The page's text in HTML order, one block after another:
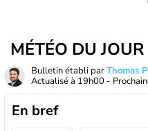
MÉTÉO DU JOUR
Bulletin établi parThomas
Actualisé à 19h00 -
En bref